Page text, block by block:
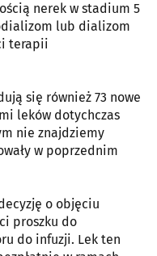
nerek w stadium 5
lub dializom
terapii
się również 73 nowe
leków dotychczas
nie znajdziemy
w poprzednim
o objęciu
proszku do
do infuzji. Lek ten